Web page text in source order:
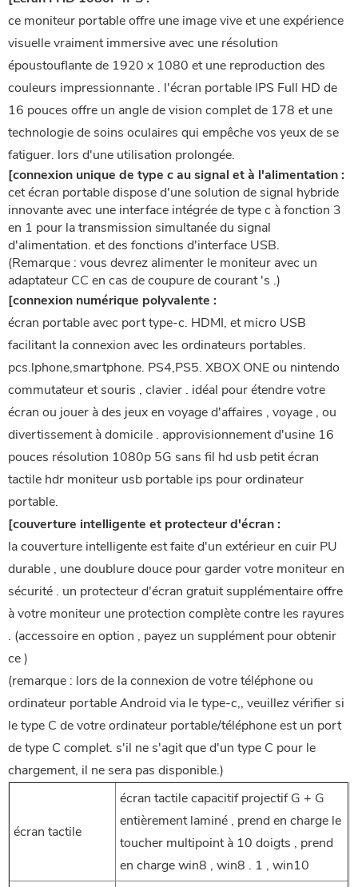
ce moniteur portable offre une image vive et une expérience
visuelle vraiment immersive avec une résolution
époustouflante de 1920 x 1080 et une reproduction des
couleurs impressionnante . l'écran portable IPS Full HD de
16 pouces offre un angle de vision complet de 178 et une
technologie de soins oculaires qui empêche vos yeux de se
fatiguer. lors d'une utilisation prolongée.
[connexion unique de type c au signal et à l'alimentation :
cet écran portable dispose d'une solution de signal hybride
innovante avec une interface intégrée de type c à fonction 3
en 1 pour la transmission simultanée du signal
d'alimentation. et des fonctions d'interface USB.
(Remarque : vous devrez alimenter le moniteur avec un
adaptateur CC en cas de coupure de courant 's .)
[connexion numérique polyvalente :
écran portable avec port type-c. HDMI, et micro USB
facilitant la connexion avec les ordinateurs portables.
pcs.lphone,smartphone. PS4,PS5. XBOX ONE ou nintendo
commutateur et souris , clavier . idéal pour étendre votre
écran ou jouer à des jeux en voyage d'affaires , voyage , ou
divertissement à domicile . approvisionnement d'usine 16
pouces résolution 1080p 5G sans fil hd usb petit écran
tactile hdr moniteur usb portable ips pour ordinateur
portable.
[couverture intelligente et protecteur d'écran :
la couverture intelligente est faite d'un extérieur en cuir PU
durable , une doublure douce pour garder votre moniteur en
sécurité . un protecteur d'écran gratuit supplémentaire offre
à votre moniteur une protection complète contre les rayures
. (accessoire en option , payez un supplément pour obtenir
ce )
(remarque : lors de la connexion de votre téléphone ou
ordinateur portable Android via le type-c,, veuillez vérifier si
le type C de votre ordinateur portable/téléphone est un port
de type C complet. s'il ne s'agit que d'un type C pour le
chargement, il ne sera pas disponible.)
écran tactile
écran tactile capacitif projectif G + G
entièrement laminé , prend en charge le
toucher multipoint à 10 doigts , prend
en charge win8 , win8 . 1 , win10